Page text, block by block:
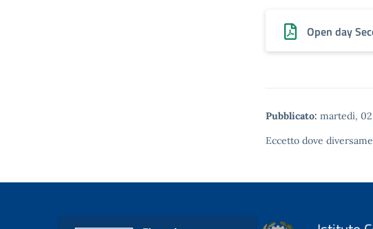
Open day
Pubblicato: martedì,
Eccetto dove